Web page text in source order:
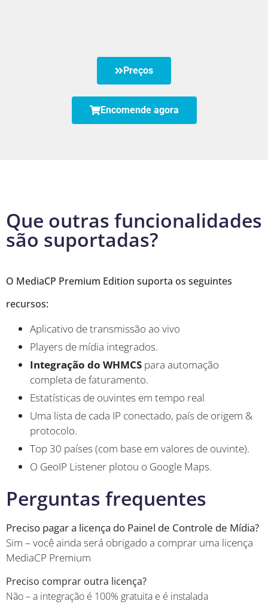
Preços
Encomende agora
Que outras funcionalidades
são suportadas?
O MediaCP Premium Edition suporta os seguintes
recursos:
Aplicativo de transmissão ao vivo
Players de mídia integrados.
Integração do WHMCS para automação
completa de faturamento.
Estatísticas de ouvintes em tempo real
Uma lista de cada IP conectado, país de origem &
protocolo.
Top 30 países (com base em valores de ouvinte).
O GeoIP Listener plotou o Google Maps.
Perguntas frequentes
Preciso pagar a licença do Painel de Controle de Mídia?
Sim – você ainda será obrigado a comprar uma licença
MediaCP Premium
Preciso comprar outra licença?
Não – a integração é 100% gratuita e é instalada